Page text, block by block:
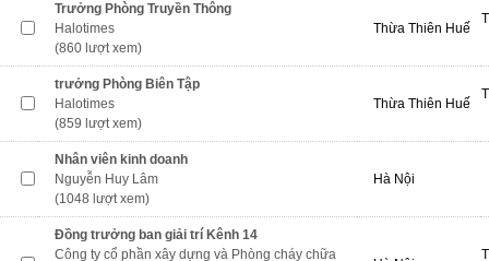
Trưởng Phòng Truyền Thông
Halotimes
(860 lượt xem)
Thừa Thiên Huế
trưởng Phòng Biên Tập
Halotimes
(859 lượt xem)
Thừa Thiên Huế
Nhân viên kinh doanh
Nguyễn Huy Lâm
(1048 lượt xem)
Hà Nội
Đồng trưởng ban giải trí Kênh 14
Công ty cổ phần xây dựng và Phòng cháy chữa